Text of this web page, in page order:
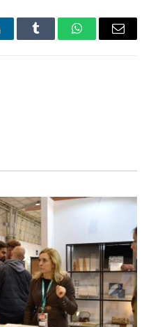
Tumblr WhatsAppEmail